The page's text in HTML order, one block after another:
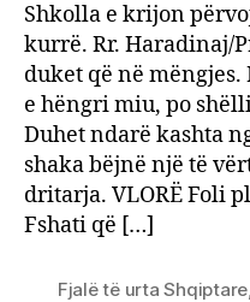
Shkolla e krijon
kurrë. Rr. Haradinaj/
duket që në mëngjes.
e hëngri miu, po
Duhet ndarë kashta
shaka bëjnë një të
dritarja. VLORË Foli
Fshati që […]
Fjalë të urta Shqiptare,